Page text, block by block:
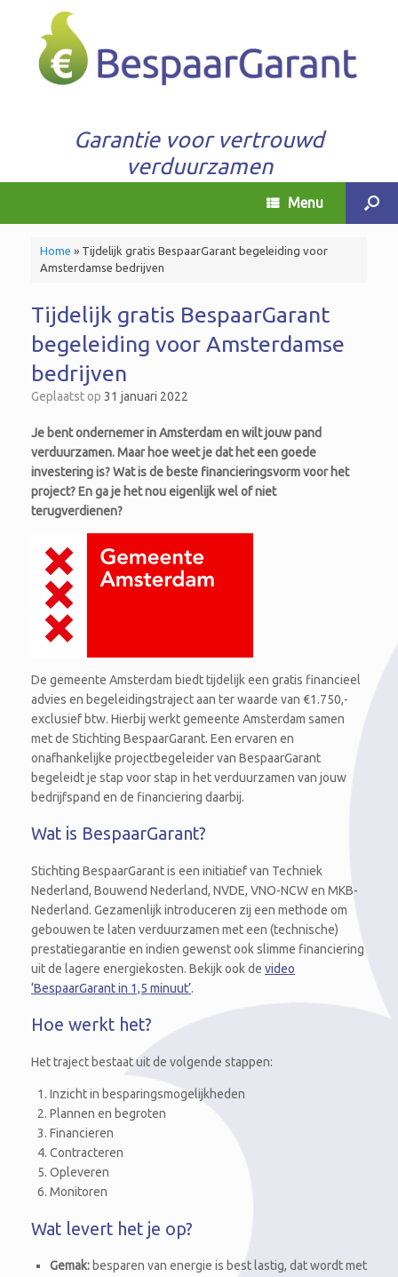
Garantie voor vertrouwd
verduurzamen
Menu
Home » Tijdelijk gratis BespaarGarant begeleiding voor
Amsterdamse bedrijven
Tijdelijk gratis BespaarGarant
begeleiding voor Amsterdamse
bedrijven
Geplaatst op 31 januari 2022
Je bent ondernemer in Amsterdam en wilt jouw pand
verduurzamen. Maar hoe weet je dat het een goede
investering is? Wat is de beste financieringsvorm voor het
project? En ga je het nou eigenlijk wel of niet
terugverdienen?
De gemeente Amsterdam biedt tijdelijk een gratis financieel
advies en begeleidingstraject aan ter waarde van €1.750,-
exclusief btw. Hierbij werkt gemeente Amsterdam samen
met de Stichting BespaarGarant. Een ervaren en
onafhankelijke projectbegeleider van BespaarGarant
begeleidt je stap voor stap in het verduurzamen van jouw
bedrijfspand en de financiering daarbij.
Wat is BespaarGarant?
Stichting BespaarGarant is een initiatief van Techniek
Nederland, Bouwend Nederland, NVDE, VNO-NCW en MKB-
Nederland. Gezamenlijk introduceren zij een methode om
gebouwen te laten verduurzamen met een (technische)
prestatiegarantie en indien gewenst ook slimme financiering
uit de lagere energiekosten. Bekijk ook de video
‘BespaarGarant in 1,5 minuut’.
Hoe werkt het?
Het traject bestaat uit de volgende stappen:
Inzicht in besparingsmogelijkheden
Plannen en begroten
Financieren
Contracteren
Opleveren
Monitoren
Wat levert het je op?
Gemak: besparen van energie is best lastig, dat wordt met